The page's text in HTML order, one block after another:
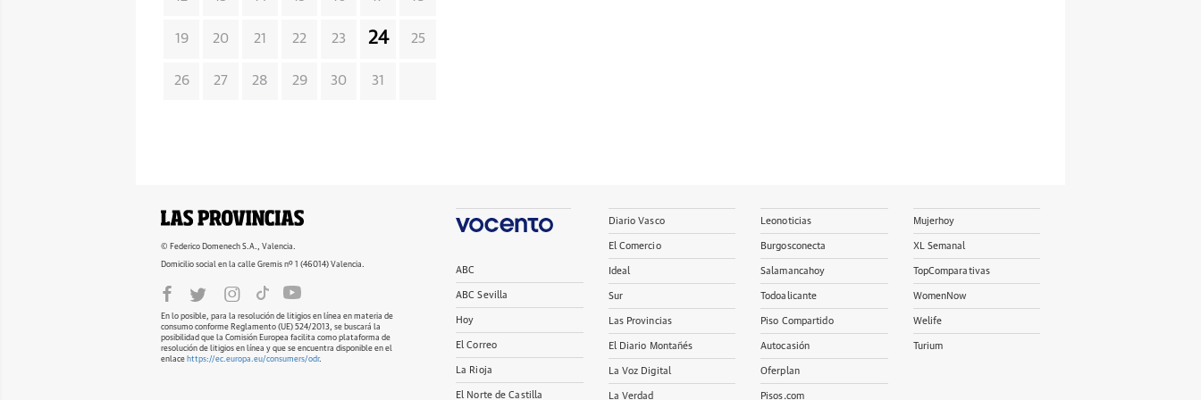
19 20 21 22 23 24 25
26 27 28 29 30 31
© Federico Domenech S.A., Valencia.
Domicilio social en la calle Gremis nº 1 (46014) Valencia.
En lo posible, para la resolución de litigios en línea en materia de
consumo conforme Reglamento (UE) 524/2013, se buscará la
posibilidad que la Comisión Europea facilita como plataforma de
resolución de litigios en línea y que se encuentra disponible en el
enlace https://ec.europa.eu/consumers/odr.
ABC
ABC Sevilla
Hoy
El Correo
La Rioja
El Norte de Castilla
Diario Vasco
El Comercio
Ideal
Sur
Las Provincias
El Diario Montañés
La Voz Digital
La Verdad
Leonoticias
Burgosconecta
Salamancahoy
Todoalicante
Piso Compartido
Autocasión
Oferplan
Pisos.com
Mujerhoy
XL Semanal
TopComparativas
WomenNow
Welife
Turium